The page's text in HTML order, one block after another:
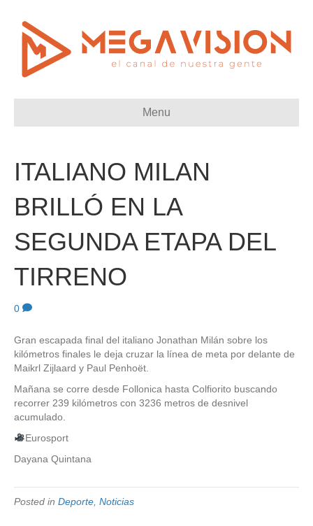
Menu
ITALIANO MILAN
BRILLÓ EN LA
SEGUNDA ETAPA DEL
TIRRENO
0
Gran escapada final del italiano Jonathan Milán sobre los
kilómetros finales le deja cruzar la línea de meta por delante de
Maikrl Zijlaard y Paul Penhoët.
Mañana se corre desde Follonica hasta Colfiorito buscando
recorrer 239 kilómetros con 3236 metros de desnivel
acumulado.
Eurosport
Dayana Quintana
Posted in Deporte Noticias